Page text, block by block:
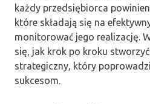
każdy przedsiębiorca
które składają się na
monitorować jego realizację.
się, jak krok po kroku
strategiczny, który
sukcesom.